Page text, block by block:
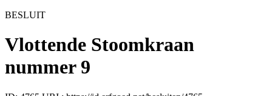
BESLUIT
Vlottende Stoomkraan
nummer 9